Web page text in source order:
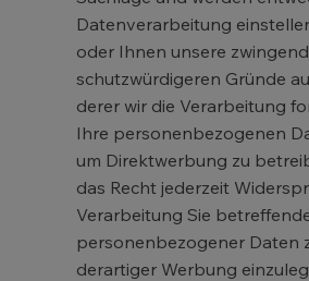
Datenverarbeitung
oder Ihnen unsere
schutzwürdigeren Gründe
derer wir die Verarbeitung
Ihre personenbezogenen
um Direktwerbung zu
das Recht jederzeit
Verarbeitung Sie
personenbezogener Daten
derartiger Werbung